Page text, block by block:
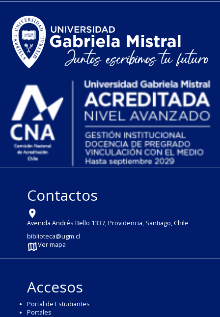
Contactos
Avenida Andrés Bello 1337, Providencia, Santiago, Chile
biblioteca@ugm.cl
Ver mapa
Accesos
Portal de Estudiantes
Portales